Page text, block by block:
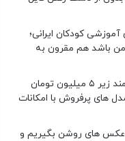
کودکان ایرانی؛
باشد هم مقرون به
بهترین ساعت های هوشمند زیر ۵ میلیون تومان
های پرفروش با امکانات
های روشن بگیریم و